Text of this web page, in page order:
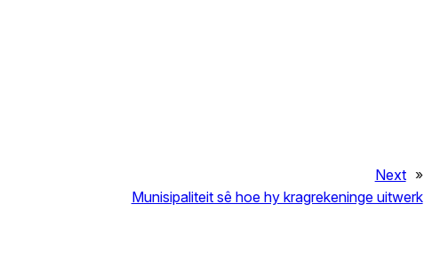
Next »
Munisipaliteit sê hoe hy kragrekeninge uitwerk